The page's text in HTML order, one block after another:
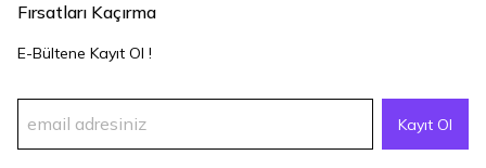
Fırsatları Kaçırma
E-Bültene Kayıt Ol !
Kayıt Ol